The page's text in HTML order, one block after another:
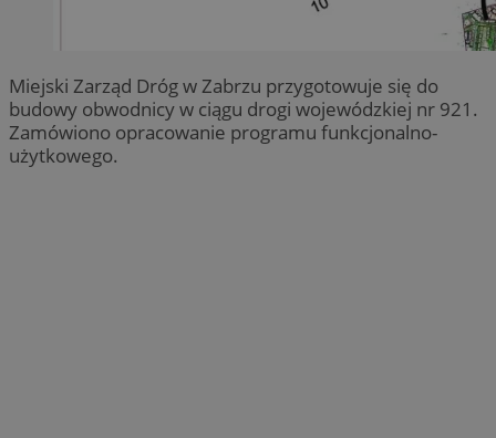
Miejski Zarząd Dróg w Zabrzu przygotowuje się do
budowy obwodnicy w ciągu drogi wojewódzkiej nr 921.
Zamówiono opracowanie programu funkcjonalno-
użytkowego.